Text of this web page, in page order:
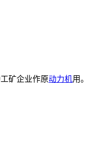
矿企业作原动力机用。